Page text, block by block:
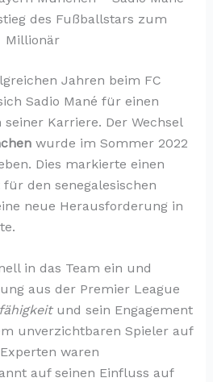
des Fußballstars zum
Millionär
Jahren beim FC
Sadio Mané für einen
Karriere. Der Wechsel
wurde im Sommer 2022
Dies markierte einen
den senegalesischen
neue Herausforderung in
in das Team ein und
aus der Premier League
und sein Engagement
unverzichtbaren Spieler auf
waren
auf seinen Einfluss auf